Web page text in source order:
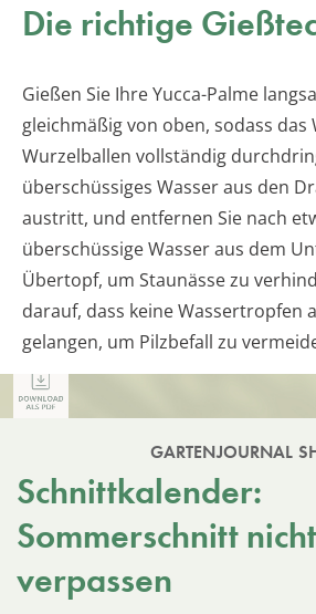
Die richtige
Gießen Sie Ihre Yucca-Palme
gleichmäßig von oben, sodass das
Wurzelballen vollständig
überschüssiges Wasser aus den
austritt, und entfernen Sie nach
überschüssige Wasser aus dem
Übertopf, um Staunässe zu
darauf, dass keine Wassertropfen
gelangen, um Pilzbefall zu
GARTENJOURNAL
Schnittkalender:
Sommerschnitt nicht
verpassen